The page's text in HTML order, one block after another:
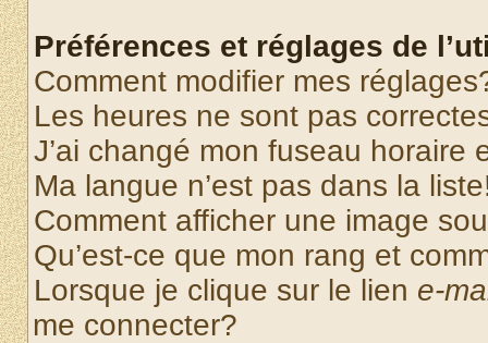
Préférences et réglages de
Comment modifier mes
Les heures ne sont pas
J’ai changé mon fuseau horaire
Ma langue n’est pas dans la
Comment afficher une image
Qu’est-ce que mon rang et
Lorsque je clique sur le lien e-
me connecter?